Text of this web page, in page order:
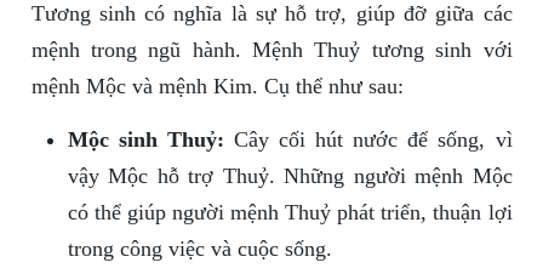
Tương sinh có nghĩa là sự hỗ trợ, giúp đỡ giữa các
mệnh trong ngũ hành. Mệnh Thuỷ tương sinh với
mệnh Mộc và mệnh Kim. Cụ thể như sau:
Mộc sinh Thuỷ: Cây cối hút nước để sống, vì
vậy Mộc hỗ trợ Thuỷ. Những người mệnh Mộc
có thể giúp người mệnh Thuỷ phát triển, thuận lợi
trong công việc và cuộc sống.